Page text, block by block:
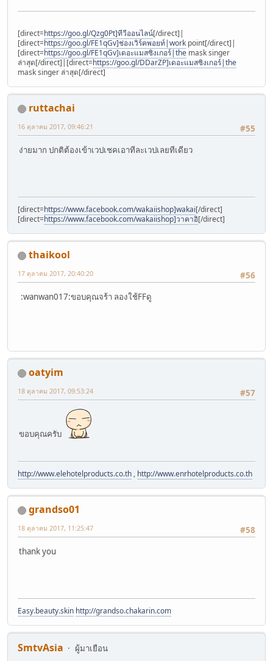
[direct=https://goo.gl/Qzg0Pt]ทีวีออนไลน์[/direct]|
[direct=https://goo.gl/FE1qGv]ช่องเวิร์คพอยท์|work point[/direct]|
[direct=https://goo.gl/FE1qGv]เดอะแมสซิงเกอร์|the mask singer
ล่าสุด[/direct]|[direct=https://goo.gl/DDarZP]เดอะแมสซิงเกอร์|the
mask singer ล่าสุด[/direct]
ruttachai
#55
16 ตุลาคม 2017, 09:46:21
ง่ายมาก ปกติต้องเข้าเวปเชคเอาทีละเวปเลยทีเดียว
[direct=https://www.facebook.com/wakaiishop]wakai[/direct]
[direct=https://www.facebook.com/wakaiishop]วาคาอิ[/direct]
thaikool
#56
17 ตุลาคม 2017, 20:40:20
:wanwan017:ขอบคุณจร้า ลองใช้FFดู
oatyim
#57
18 ตุลาคม 2017, 09:53:24
ขอบคุณครับ
http://www.elehotelproducts.co.th, http://www.enrhotelproducts.co.th
grandso01
#58
18 ตุลาคม 2017, 11:25:47
thank you
Easy.beauty.skin http://grandso.chakarin.com
SmtvAsia ผู้มาเยือน